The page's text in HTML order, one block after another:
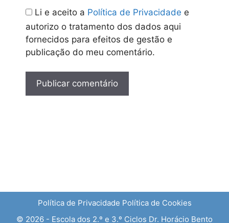
Li e aceito a Política de Privacidade e
autorizo o tratamento dos dados aqui
fornecidos para efeitos de gestão e
publicação do meu comentário.
Política de Privacidade Política de Cookies
© 2026 - Escola dos 2.º e 3.º Ciclos Dr. Horácio Bento